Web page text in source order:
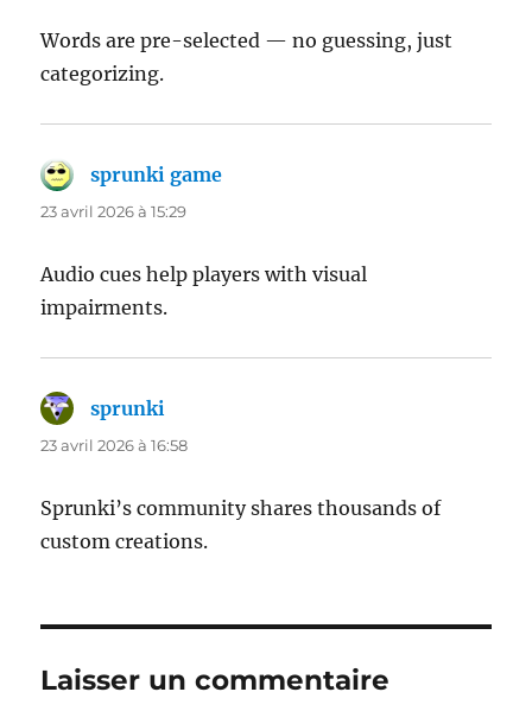
Words are pre-selected — no guessing, just
categorizing.
sprunki game
23 avril 2026 à 15:29
Audio cues help players with visual
impairments.
sprunki
23 avril 2026 à 16:58
Sprunki’s community shares thousands of
custom creations.
Laisser un commentaire